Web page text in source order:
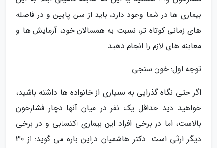
بیماری ها در شما وجود دارد، باید از سن پایین و در فاصله
های زمانی کوتاه تر، نسبت به همسالان خود، آزمایش ها و
معاینه های لازم را انجام دهید.
توجه اول: خون سنجی
اگر حتی نگاه گذرایی به بسیاری از خانواده ها داشته باشید،
خواهید دید حداقل یک نفر در میان آنها دچار فشارخون
بالاست، اما در برخی افراد این بیماری اکتسابی و در برخی
دیگر ارثی است. دکتر هاشمیان دراین باره می گوید: از 30